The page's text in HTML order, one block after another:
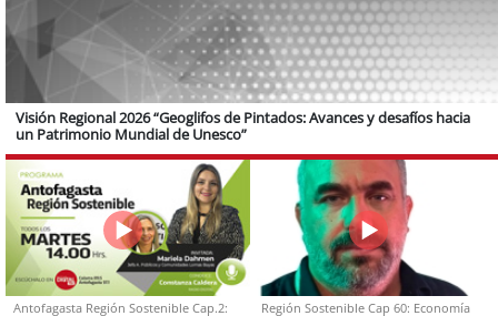
Visión Regional 2026 “Geoglifos de Pintados: Avances y desafíos hacia
un Patrimonio Mundial de Unesco”
Antofagasta Región Sostenible Cap.2: Región Sostenible Cap 60: Economía